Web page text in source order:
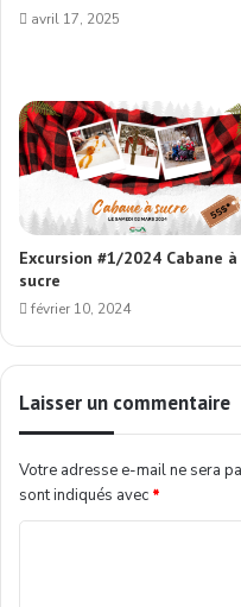
avril 17, 2025
Excursion #1/2024 Cabane à
sucre
février 10, 2024
Laisser un commentaire
Votre adresse e-mail ne sera
sont indiqués avec *